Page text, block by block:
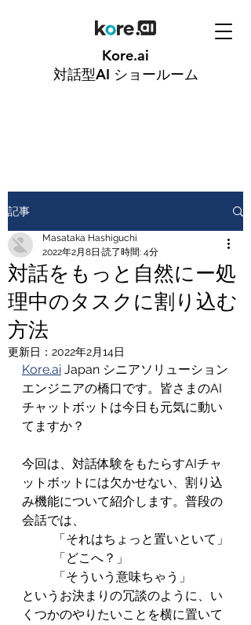
Kore.ai
対話型AI ショールーム
記事
対話をもっと自然にー処
理中のタスクに割り込む
方法
Masataka Hashiguchi
2022年2月8日 読了時間: 4分
更新日： 2022年2月14日
Kore.ai Japan シニアソリューション
エンジニアの橋口です。皆さまのAI
チャットボットは今日も元気に動い
てますか？
今回は、対話体験をもたらすAIチャ
ットボットには欠かせない、割り込
み機能について紹介します。普段の
会話では、
「それはちょっと置いといて」
「どこへ？」
「そういう意味ちゃう」
というお決まりの冗談のように、い
くつかのやりたいことを横に置いて